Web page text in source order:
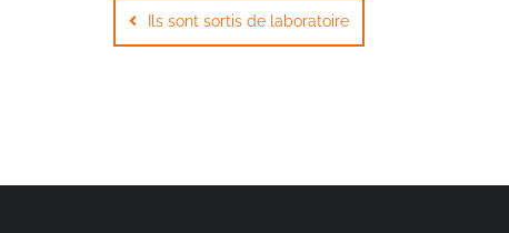
deIls sont sortis de laboratoire